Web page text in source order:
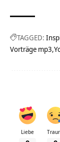
TAGGED:
Vorträge mp3
Liebe